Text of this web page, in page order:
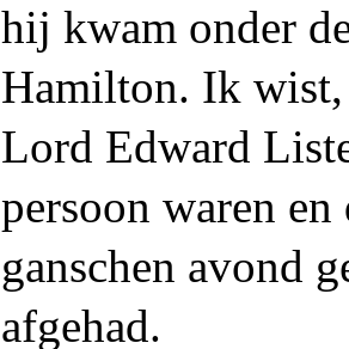
hij kwam onder
Hamilton. Ik
Lord Edward
persoon waren
ganschen avond
afgehad.